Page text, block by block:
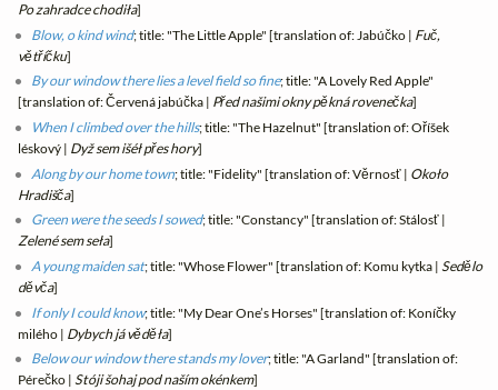
Po zahradce chodiła]
Blow, o kind wind; title: "The Little Apple" [translation of: Jabúčko | Fuč,
větříčku]
By our window there lies a level field so fine; title: "A Lovely Red Apple"
[translation of: Červená jabúčka | Před našimi okny pěkná rovenečka]
When I climbed over the hills; title: "The Hazelnut" [translation of: Oříšek
léskový | Dyž sem išéł přes hory]
Along by our home town; title: "Fidelity" [translation of: Věrnosť | Około
Hradišča]
Green were the seeds I sowed; title: "Constancy" [translation of: Stálosť |
Zelené sem seła]
A young maiden sat; title: "Whose Flower" [translation of: Komu kytka |Sedělo
děvča]
If only I could know; title: "My Dear One’s Horses" [translation of: Koníčky
milého | Dybych já věděła]
Below our window there stands my lover; title: "A Garland" [translation of:
Pérečko |Stóji šohaj pod naším okénkem]